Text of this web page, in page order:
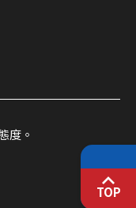
度。
TOP